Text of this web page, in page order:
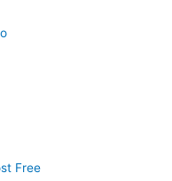
Free